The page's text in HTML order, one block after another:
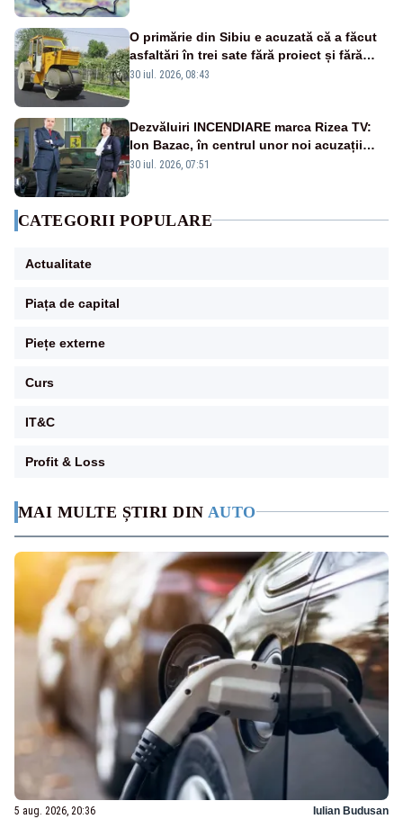
MAI MULTE ȘTIRI DIN AUTO
5 aug. 2026, 20:36 Iulian Budusan
O primărie din Sibiu e acuzată că a făcut
asfaltări în trei sate fără proiect și fără
licitația lucrărilor
30 iul. 2026, 08:43
Dezvăluiri INCENDIARE marca Rizea TV:
Ion Bazac, în centrul unor noi acuzații
publice
30 iul. 2026, 07:51
CATEGORII POPULARE
Actualitate
Piața de capital
Piețe externe
Curs
IT&C
Profit & Loss